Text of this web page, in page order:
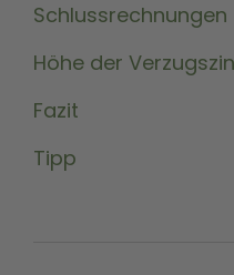
Schlussrechnungen
Höhe der
Fazit
Tipp